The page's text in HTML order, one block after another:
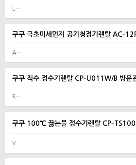
L…
쿠쿠 극초미세먼지 공기청정기렌탈 AC-
A…
쿠쿠 직수 정수기렌탈 CP-U011W/B 방문
R…
쿠쿠 100℃ 끓는물 정수기렌탈 CP-
V…